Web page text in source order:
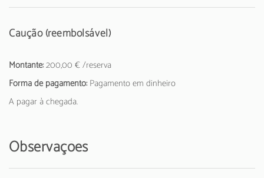
Caução (reembolsável)
Montante:200,00 € /reserva
Forma de pagamento:Pagamento em dinheiro
A pagar à chegada.
Observações